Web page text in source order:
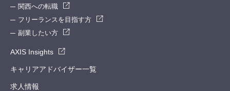
関西への転職
フリーランスを目指す方
副業したい方
AXIS Insights
キャリアアドバイザー一覧
求人情報